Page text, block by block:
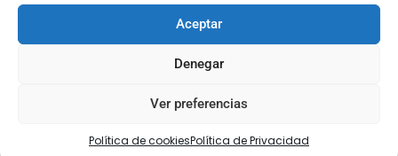
Aceptar
Denegar
Ver preferencias
Política de cookiesPolítica de Privacidad
Aplicación pasamanería
€9,95
Añadir al carrito